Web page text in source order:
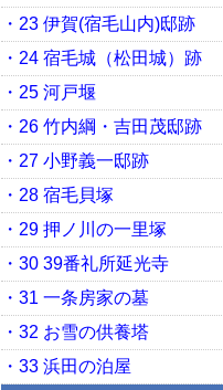
・23 伊賀(宿毛山内)邸跡
・24 宿毛城（松田城）跡
・25 河戸堰
・26 竹内綱・吉田茂邸跡
・27 小野義一邸跡
・28 宿毛貝塚
・29 押ノ川の一里塚
・30 39番礼所延光寺
・31 一条房家の墓
・32 お雪の供養塔
・33 浜田の泊屋